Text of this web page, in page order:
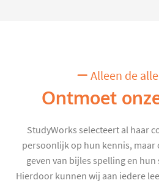
Alleen de
Ontmoet
StudyWorks selecteert al haar
persoonlijk op hun kennis, maar
geven van bijles spelling en
Hierdoor kunnen wij aan iedere